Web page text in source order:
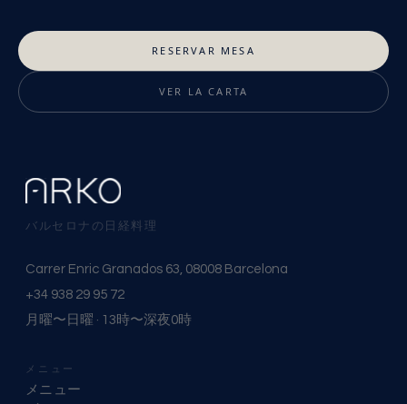
RESERVAR MESA
VER LA CARTA
バルセロナの日経料理
Carrer Enric Granados 63, 08008 Barcelona
+34 938 29 95 72
月曜〜日曜 · 13時〜深夜0時
メニュー
メニュー